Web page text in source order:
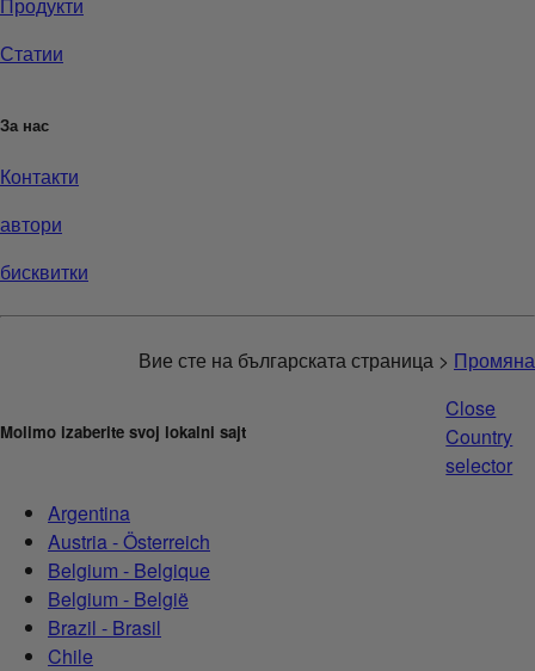
Статии
За нас
Контакти
автори
бисквитки
Вие сте на българската страница > Промяна
Molimo izaberite svoj lokalni sajt
Close
Country
selector
Argentina
Austria - Österreich
Belgium - Belgique
Belgium - België
Brazil - Brasil
Chile